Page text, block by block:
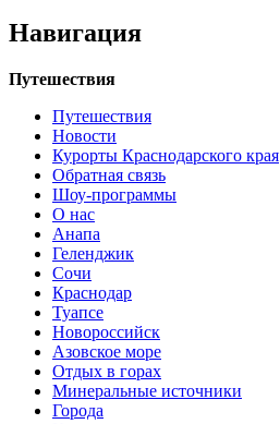
Навигация
Путешествия
Путешествия
Новости
Курорты Краснодарского края
Обратная связь
Шоу-программы
О нас
Анапа
Геленджик
Сочи
Краснодар
Туапсе
Новороссийск
Азовское море
Отдых в горах
Минеральные источники
Города